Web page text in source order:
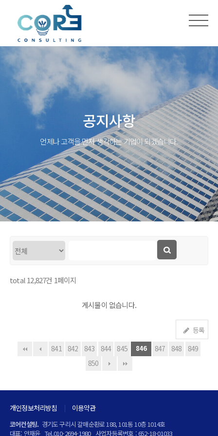
공지사항
언제나 고객을 먼저 생각하는 기업이 되겠습니다.
total12,827건 1페이지
게시물이 없습니다.
등록
841
842 843 844 845 846 847 848
849
850
개인정보처리방침 이용약관
코어컨설팅.경기도 구리시 갈매순환로 188, 101동 10층 1014호
대표: 안재윤 Tel.010-2694-1980 사업자등록번호 : 652-18-01033